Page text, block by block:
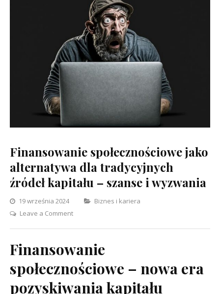
Finansowanie społecznościowe jako
alternatywa dla tradycyjnych
źródeł kapitału – szanse i wyzwania
19 września 2024 Categories
Biznes i kariera
Leave a Commenton
jako
alternatywa
dla
tradycyjnych
Finansowanie
społecznościowe – nowa era
pozyskiwania kapitału